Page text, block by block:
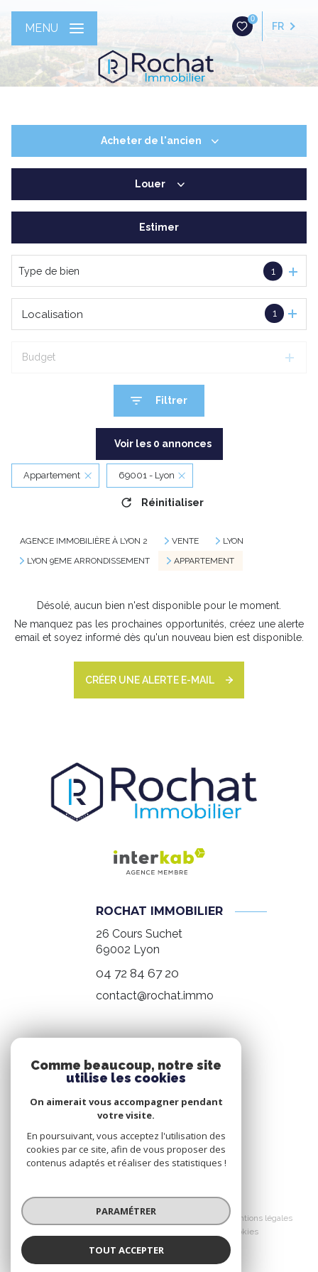
0
FR
MENU
Acheter de l'ancien
Louer
Estimer
Type de bien 1
1
Localisation
Budget
Filtrer
Voir les 0 annonces
Appartement 69001 - Lyon
Réinitialiser
AGENCE IMMOBILIÈRE À LYON 2 VENTE
LYON
LYON 9EME ARRONDISSEMENT
APPARTEMENT
Désolé, aucun bien n'est disponible pour le moment.
Ne manquez pas les prochaines opportunités, créez une alerte
email et soyez informé dès qu'un nouveau bien est disponible.
CRÉER UNE ALERTE E-MAIL
ROCHAT IMMOBILIER
26 Cours Suchet
69002 Lyon
04 72 84 67 20
contact@rochat.immo
Nous suivre
© 2026 | Tous droits réservés
Mentions légales
Cookies
Comme beaucoup, notre site
utilise les cookies
On aimerait vous accompagner pendant
votre visite.
En poursuivant, vous acceptez l'utilisation des
cookies par ce site, afin de vous proposer des
contenus adaptés et réaliser des statistiques !
PARAMÉTRER
TOUT ACCEPTER